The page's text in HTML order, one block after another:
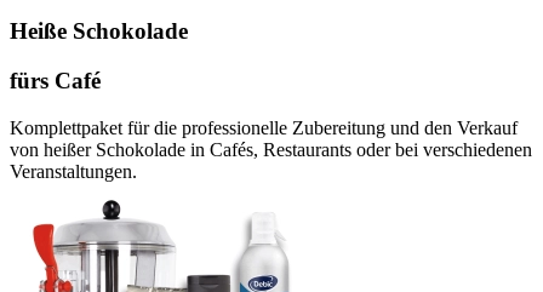
Heiße Schokolade
fürs Café
Komplettpaket für die professionelle Zubereitung und den Verkauf
von heißer Schokolade in Cafés, Restaurants oder bei verschiedenen
Veranstaltungen.